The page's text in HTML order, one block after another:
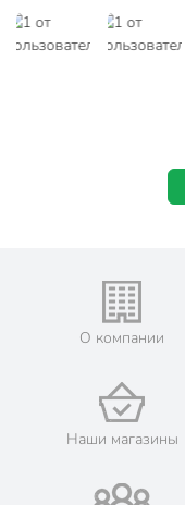
О компании
Наши магазины